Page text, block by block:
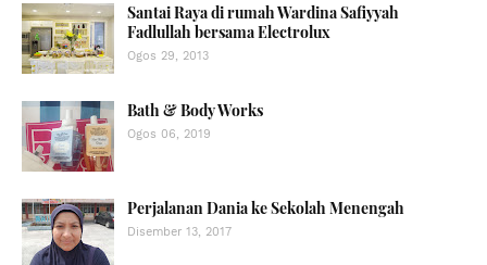
Santai Raya di rumah Wardina Safiyyah
Fadlullah bersama Electrolux
Ogos 29, 2013
Bath & Body Works
Ogos 06, 2019
Perjalanan Dania ke Sekolah Menengah
Disember 13, 2017